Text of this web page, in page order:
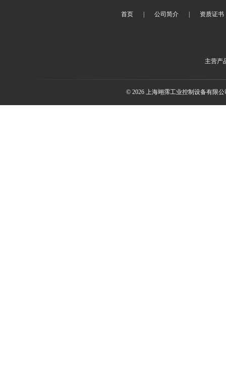
首页 公司简介 资质证书
主营产
© 2026 上海翊霈工业控制设备有限